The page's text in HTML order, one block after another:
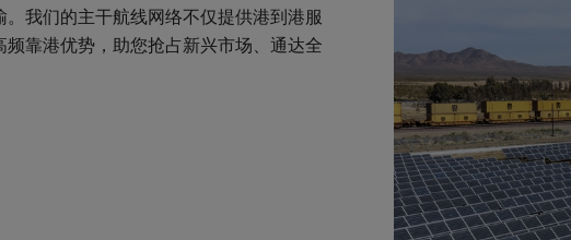
我们的主干航线网络不仅提供港到港服
频靠港优势，助您抢占新兴市场、通达全